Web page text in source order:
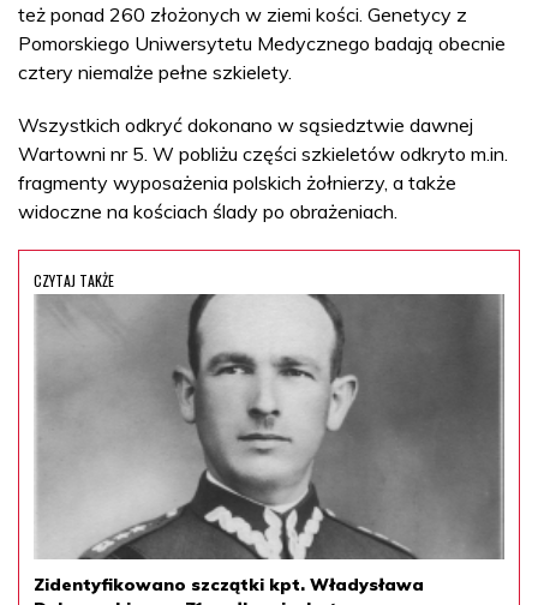
też ponad 260 złożonych w ziemi kości. Genetycy z
Pomorskiego Uniwersytetu Medycznego badają obecnie
cztery niemalże pełne szkielety.
Wszystkich odkryć dokonano w sąsiedztwie dawnej
Wartowni nr 5. W pobliżu części szkieletów odkryto m.in.
fragmenty wyposażenia polskich żołnierzy, a także
widoczne na kościach ślady po obrażeniach.
CZYTAJ TAKŻE
Zidentyfikowano szczątki kpt. Władysława